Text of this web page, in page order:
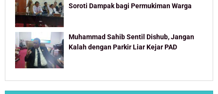
Soroti Dampak bagi Permukiman Warga
Muhammad Sahib Sentil Dishub, Jangan
Kalah dengan Parkir Liar Kejar PAD